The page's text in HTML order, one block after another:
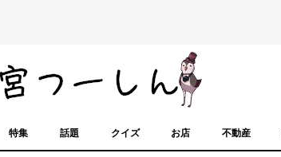
特集 話題 クイズ お店 不動産